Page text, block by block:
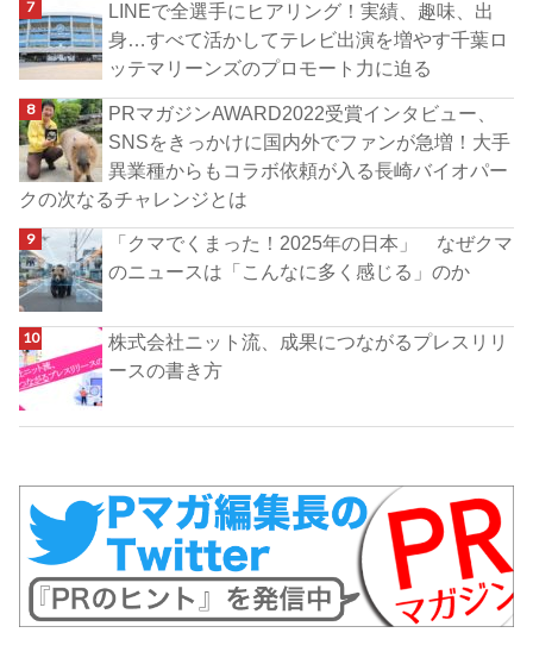
LINEで全選手にヒアリング！実績、趣味、出
身…すべて活かしてテレビ出演を増やす千葉ロ
ッテマリーンズのプロモート力に迫る
PRマガジンAWARD2022受賞インタビュー、
SNSをきっかけに国内外でファンが急増！大手
異業種からもコラボ依頼が入る長崎バイオパー
クの次なるチャレンジとは
「クマでくまった！2025年の日本」 なぜクマ
のニュースは「こんなに多く感じる」のか
株式会社ニット流、成果につながるプレスリリ
ースの書き方